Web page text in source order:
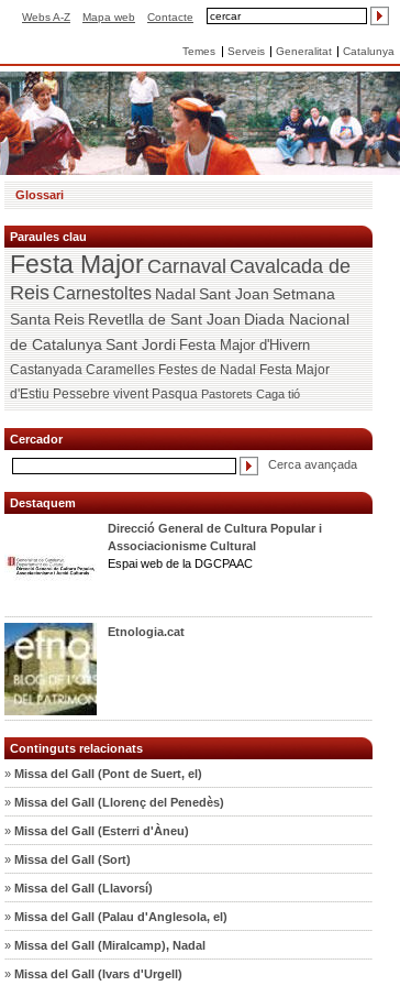
Webs A-Z Mapa web Contacte
Temes Serveis Generalitat Catalunya
Glossari
Paraules clau
Festa MajorCarnavalCavalcada de
ReisCarnestoltesNadalSant JoanSetmana
SantaReisRevetlla de Sant JoanDiada Nacional
de CatalunyaSant Jordi Festa Major d'Hivern
Castanyada Caramelles Festes de Nadal Festa Major
d'Estiu Pessebre vivent Pasqua Pastorets Caga tió
Cercador
Cerca avançada
Destaquem
Direcció General de Cultura Popular i
Associacionisme Cultural
Espai web de la DGCPAAC
Etnologia.cat
Continguts relacionats
» Missa del Gall (Pont de Suert, el)
» Missa del Gall (Llorenç del Penedès)
» Missa del Gall (Esterri d'Àneu)
» Missa del Gall (Sort)
» Missa del Gall (Llavorsí)
» Missa del Gall (Palau d'Anglesola, el)
» Missa del Gall (Miralcamp), Nadal
» Missa del Gall (Ivars d'Urgell)